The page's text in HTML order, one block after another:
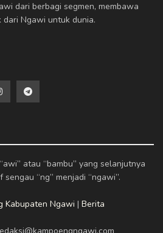
dari berbagi segmen, membawa
Ngawi untuk dunia.
atau “bambu” yang selanjutnya
“ng” menjadi “ngawi”.
Kabupaten Ngawi | Berita